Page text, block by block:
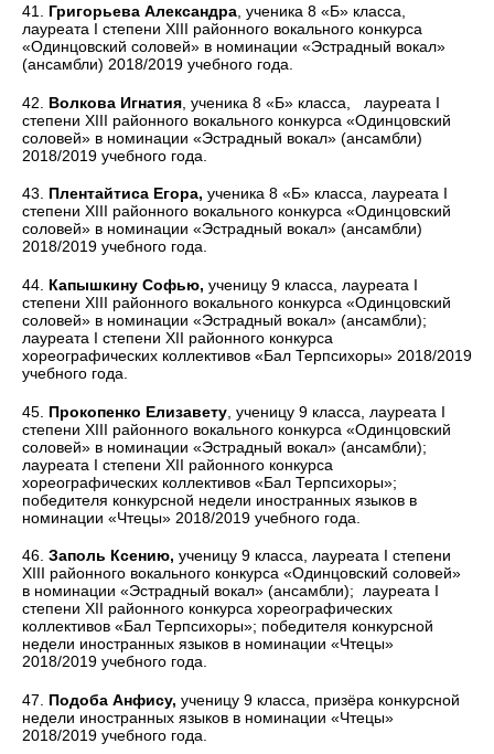
41. Григорьева Александра , ученика 8 «Б» класса,
лауреата I степени XIII районного вокального конкурса
«Одинцовский соловей» в номинации «Эстрадный вокал»
(ансамбли) 2018/2019 учебного года.
42. Волкова Игнатия , ученика 8 «Б» класса, лауреата I
степени XIII районного вокального конкурса «Одинцовский
соловей» в номинации «Эстрадный вокал» (ансамбли)
2018/2019 учебного года.
43. Плентайтиса Егора, ученика 8 «Б» класса, лауреата I
степени XIII районного вокального конкурса «Одинцовский
соловей» в номинации «Эстрадный вокал» (ансамбли)
2018/2019 учебного года.
44. Капышкину Софью, ученицу 9 класса, лауреата I
степени XIII районного вокального конкурса «Одинцовский
соловей» в номинации «Эстрадный вокал» (ансамбли);
лауреата I степени XII районного конкурса
хореографических коллективов «Бал Терпсихоры» 2018/2019
учебного года.
45. Прокопенко Елизавету , ученицу 9 класса, лауреата I
степени XIII районного вокального конкурса «Одинцовский
соловей» в номинации «Эстрадный вокал» (ансамбли);
лауреата I степени XII районного конкурса
хореографических коллективов «Бал Терпсихоры»;
победителя конкурсной недели иностранных языков в
номинации «Чтецы» 2018/2019 учебного года.
46. Заполь Ксению, ученицу 9 класса, лауреата I степени
XIII районного вокального конкурса «Одинцовский соловей»
в номинации «Эстрадный вокал» (ансамбли); лауреата I
степени XII районного конкурса хореографических
коллективов «Бал Терпсихоры»; победителя конкурсной
недели иностранных языков в номинации «Чтецы»
2018/2019 учебного года.
47. Подоба Анфису, ученицу 9 класса, призёра конкурсной
недели иностранных языков в номинации «Чтецы»
2018/2019 учебного года.